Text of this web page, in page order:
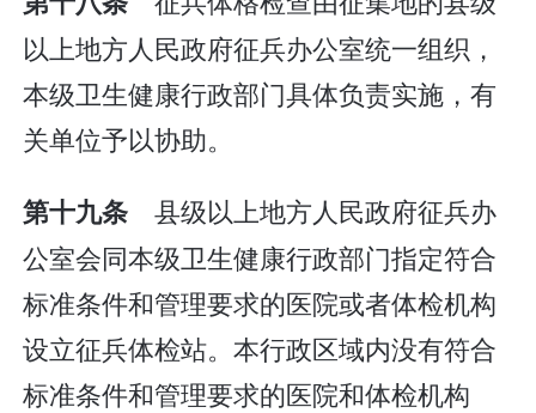
以上地方人民政府征兵办公室统一组织，
本级卫生健康行政部门具体负责实施，有
关单位予以协助。
第十九条 县级以上地方人民政府征兵办
公室会同本级卫生健康行政部门指定符合
标准条件和管理要求的医院或者体检机构
设立征兵体检站。本行政区域内没有符合
标准条件和管理要求的医院和体检机构